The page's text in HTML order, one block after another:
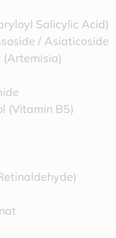
Salicylic Acid)
/ Asiaticoside
(Vitamin B5)